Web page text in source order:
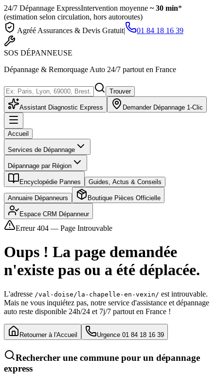
24/7 Dépannage ExpressIntervention moyenne ~ 30 min*
(estimation selon circulation, hors autoroutes)
Agréé Assurances & Devis Gratuit| 01 84 18 16 39
SOS DÉPANNEUSE
Dépannage & Remorquage Auto 24/7 partout en France
Trouver
Assistant Diagnostic Express Demander Dépannage 1-Clic
Accueil
Services de Dépannage
Dépannage par Région
Encyclopédie Pannes Guides, Actus & Conseils
Annuaire Dépanneurs Boutique Pièces Officielle
Espace CRM Dépanneur
Erreur 404 — Page Introuvable
Oups ! La page demandée
n'existe pas ou a été déplacée.
L'adresse /val-doise/la-chapelle-en-vexin/ est introuvable.
Mais ne vous inquiétez pas, notre service d'assistance et dépannage
auto reste disponible 24h/24 et 7j/7 partout en France !
Retourner à l'Accueil Urgence 01 84 18 16 39
Rechercher une commune pour un dépannage
express